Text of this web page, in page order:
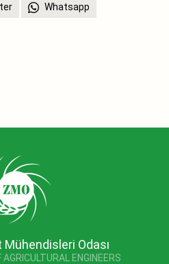
Whatsapp
Odası
ENGINEERS